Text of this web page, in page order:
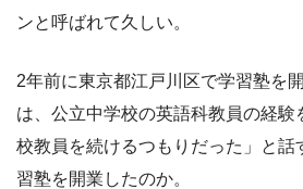
ンと呼ばれて久しい。
2年前に東京都江戸川区で学習塾を
は、公立中学校の英語科教員の経験
校教員を続けるつもりだった」と話
習塾を開業したのか。